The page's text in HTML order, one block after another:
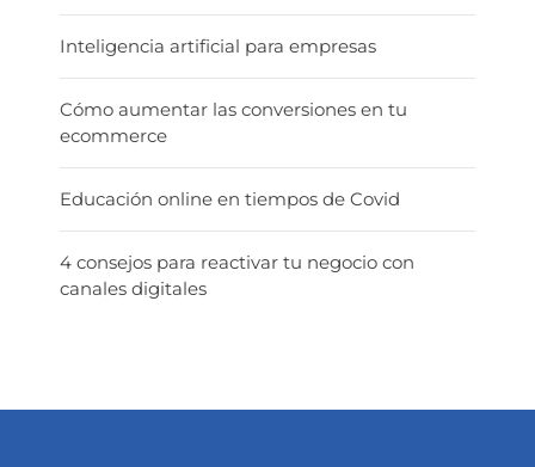
Inteligencia artificial para empresas
Cómo aumentar las conversiones en tu
ecommerce
Educación online en tiempos de Covid
4 consejos para reactivar tu negocio con
canales digitales